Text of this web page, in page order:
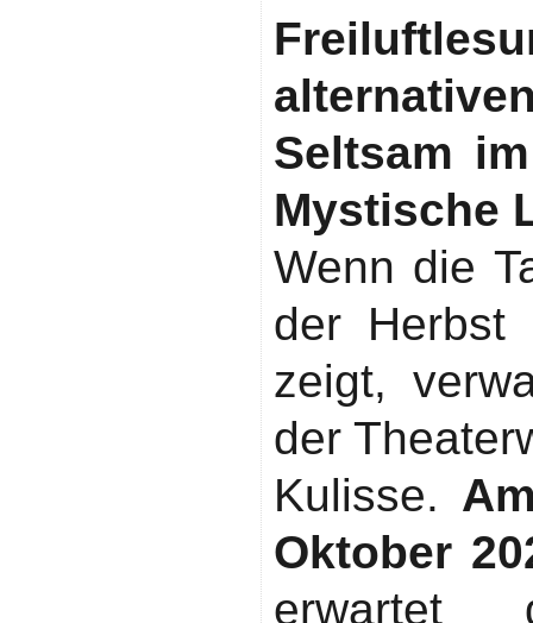
Seltsam
Mystische
Wenn die
der Herbst
zeigt,
der
Kulisse.
Oktober
erwartet